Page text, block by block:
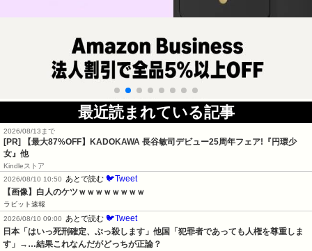
最近読まれている記事
2026/08/13まで
[PR] 【最大87%OFF】KADOKAWA 長谷敏司デビュー25周年フェア!『円環少
女』他
Kindleストア
2026/08/10 10:50
あとで読む 🐦Tweet
【画像】白人のケツｗｗｗｗｗｗｗｗ
ラビット速報
2026/08/10 09:00
あとで読む 🐦Tweet
日本「はいっ死刑確定、ぶっ殺します」他国「犯罪者であっても人権を尊重しま
す」→…結果これなんだがどっちが正論？